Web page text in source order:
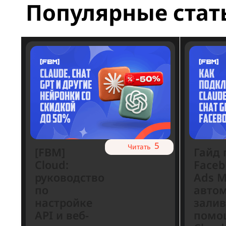
Имя
Популярные